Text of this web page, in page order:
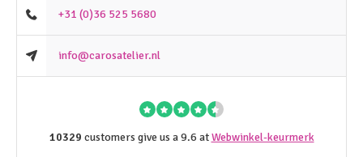
+31 (0)36 525 5680
info@carosatelier.nl
10329 customers give us a 9.6 atWebwinkel-keurmerk